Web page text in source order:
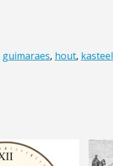
guimaraes, hout, kasteel